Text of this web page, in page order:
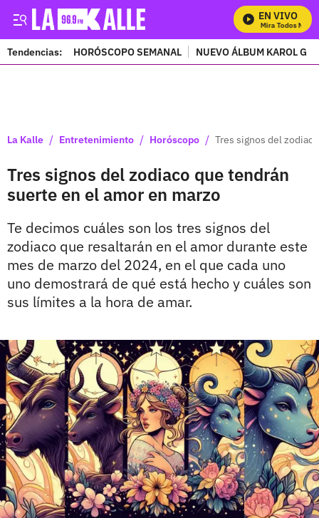
EN VIVO
Mira Todos
Tendencias: HORÓSCOPO SEMANAL NUEVO ÁLBUM KAROL G
La Kalle / Entretenimiento / Horóscopo / Tres signos del
Tres signos del zodiaco que tendrán
suerte en el amor en marzo
Te decimos cuáles son los tres signos del
zodiaco que resaltarán en el amor durante este
mes de marzo del 2024, en el que cada uno
uno demostrará de qué está hecho y cuáles son
sus límites a la hora de amar.